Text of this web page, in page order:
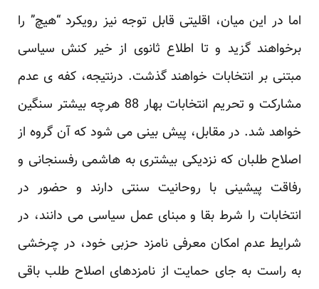
اما در این میان، اقلیتی قابل توجه نیز رویکرد “هیچ” را
برخواهند گزید و تا اطلاع ثانوی از خیر کنش سیاسی
‏مبتنی بر انتخابات خواهند گذشت. درنتیجه، کفه ی عدم
مشارکت و تحریم انتخابات بهار 88 هرچه بیشتر ‏سنگین
خواهد شد. در مقابل، پیش بینی می شود که آن گروه از
اصلاح طلبان که نزدیکی بیشتری به هاشمی ‏رفسنجانی و
رفاقت پیشینی با روحانیت سنتی دارند و حضور در
انتخابات را شرط بقا و مبنای عمل سیاسی ‏می دانند، در
شرایط عدم امکان معرفی نامزد حزبی خود، در چرخشی
به راست به جای حمایت از نامزدهای ‏اصلاح طلب باقی